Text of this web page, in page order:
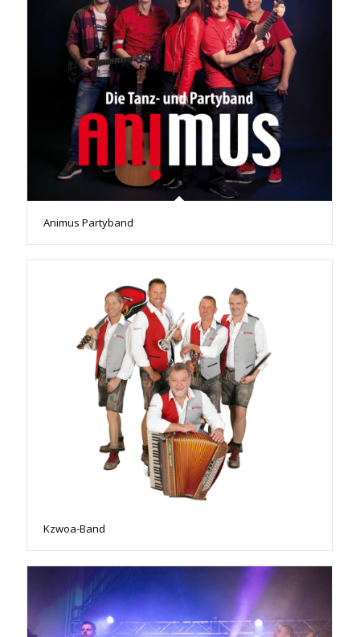
Animus Partyband
Kzwoa-Band